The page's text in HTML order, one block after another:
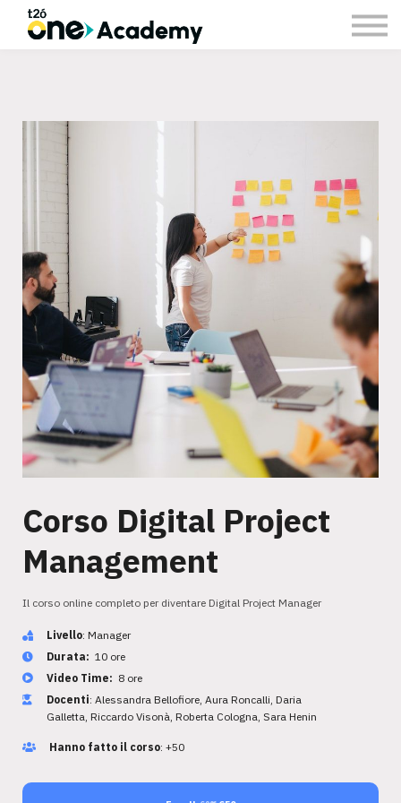
Signup
Corso Digital Project
Management
Il corso online completo per diventare Digital Project Manager
Livello: Manager
Durata: 10 ore
Video Time: 8 ore
Docenti: Alessandra Bellofiore, Aura Roncalli, Daria
Galletta, Riccardo Visonà, Roberta Cologna, Sara Henin
Hanno fatto il corso: +50